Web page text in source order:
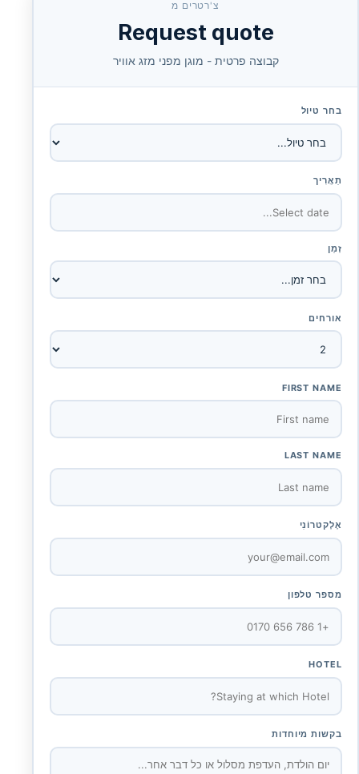
צ'רטרים מ
Request quote
קבוצה פרטית - מוגן מפני מזג אוויר
בחר טיול
תַאֲרִיך
זְמַן
אורחים
FIRST NAME
LAST NAME
אֶלֶקטרוֹנִי
מספר טלפון
HOTEL
בקשות מיוחדות